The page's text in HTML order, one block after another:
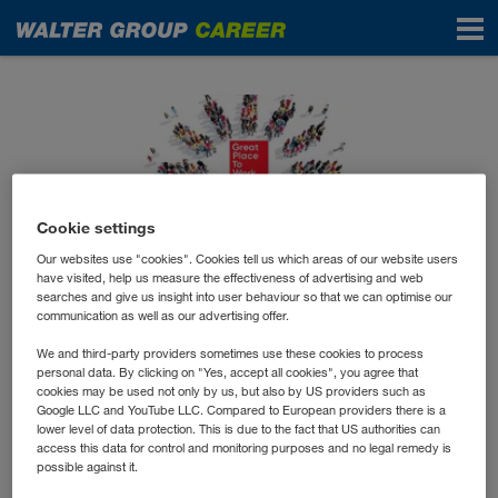
News
July 2024
Die WALTER GROUP ist
erneut ein GREAT PLACE
TO WORK!
Cookie settings
Our websites use "cookies". Cookies tell us which areas of our website users
have visited, help us measure the effectiveness of advertising and web
searches and give us insight into user behaviour so that we can optimise our
communication as well as our advertising offer.
We and third-party providers sometimes use these cookies to process
personal data. By clicking on "Yes, accept all cookies", you agree that
cookies may be used not only by us, but also by US providers such as
Google LLC and YouTube LLC. Compared to European providers there is a
lower level of data protection. This is due to the fact that US authorities can
access this data for control and monitoring purposes and no legal remedy is
possible against it.